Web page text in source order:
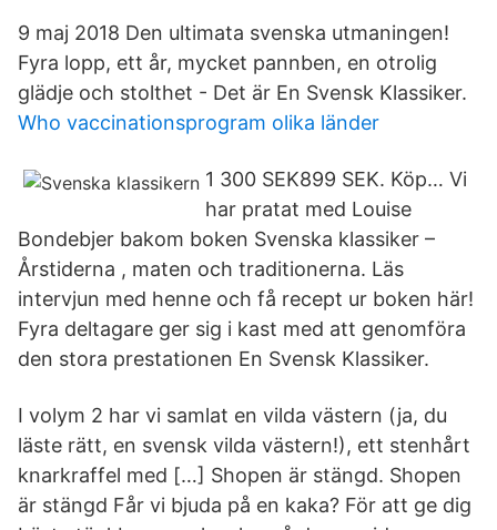
9 maj 2018 Den ultimata svenska utmaningen!
Fyra lopp, ett år, mycket pannben, en otrolig
glädje och stolthet - Det är En Svensk Klassiker.
Who vaccinationsprogram olika länder
1 300 SEK899 SEK. Köp… Vi
har pratat med Louise
Bondebjer bakom boken Svenska klassiker –
Årstiderna , maten och traditionerna. Läs
intervjun med henne och få recept ur boken här!
Fyra deltagare ger sig i kast med att genomföra
den stora prestationen En Svensk Klassiker.
I volym 2 har vi samlat en vilda västern (ja, du
läste rätt, en svensk vilda västern!), ett stenhårt
knarkraffel med […] Shopen är stängd. Shopen
är stängd Får vi bjuda på en kaka? För att ge dig